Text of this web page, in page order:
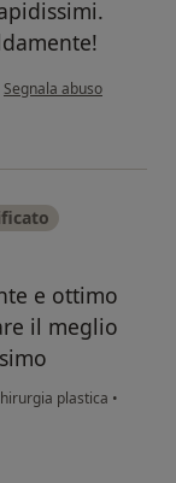
secondo l'opinione
Segnala abuso
e ottimo
il meglio
plastica •